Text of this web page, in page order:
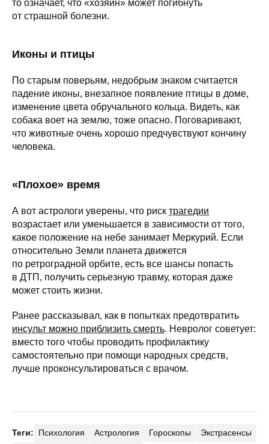
то означает, что «хозяин» может погибнуть
от страшной болезни.
Иконы и птицы
По старым поверьям, недобрым знаком считается
падение иконы, внезапное появление птицы в доме,
изменение цвета обручального кольца. Видеть, как
собака воет на землю, тоже опасно. Поговаривают,
что животные очень хорошо предчувствуют кончину
человека.
«Плохое» время
А вот астрологи уверены, что риск трагедии
возрастает или уменьшается в зависимости от того,
какое положение на небе занимает Меркурий. Если
относительно Земли планета движется
по ретроградной орбите, есть все шансы попасть
в ДТП, получить серьезную травму, которая даже
может стоить жизни.
Ранее рассказывал, как в попытках предотвратить
инсульт можно приблизить смерть. Невролог советует:
вместо того чтобы проводить профилактику
самостоятельно при помощи народных средств,
лучше проконсультироваться с врачом.
Теги: Психология Астрология Гороскопы
Экстрасенсы